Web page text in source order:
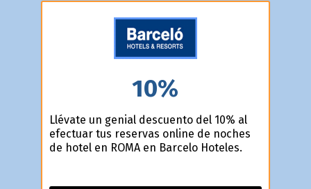
10%
Llévate un genial descuento del 10% al
efectuar tus reservas online de noches
de hotel en ROMA en Barcelo Hoteles.